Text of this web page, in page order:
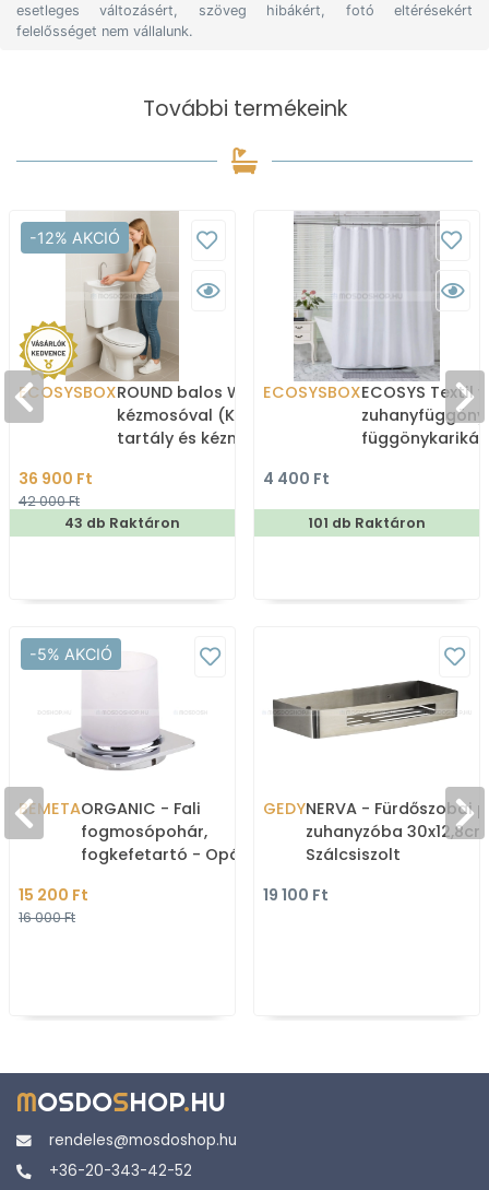
esetleges változásért, szöveg hibákért, fotó eltérésekért
felelősséget nem vállalunk.
További termékeink
-12% AKCIÓ
ECOSYSBOXROUND balos WC tartály
kézmosóval (Kombi WC
tartály és kézmosó)
36 900 Ft
42 000 Ft
43 db Raktáron
ECOSYSBOXECOSYS Textil
zuhanyfüggöny
4 400 Ft
101 db Raktáron
-5% AKCIÓ
BEMETAORGANIC - Fali
fogmosópohár,
fogkefetartó - Opálüveg
konzol
15 200 Ft
16 000 Ft
GEDYNERVA - Fürdőszobai
zuhanyzóba
Szálcsiszolt
19 100 Ft
MOSDOSHOP.HU
rendeles@mosdoshop.hu
+36-20-343-42-52